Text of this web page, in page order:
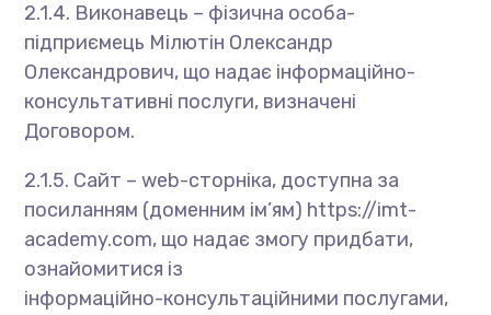
2.1.4. Виконавець – фізична особа-
підприємець Мiлютiн Олександр
Олександрович, що надає інформаційно-
консультативні послуги, визначені
Договором.
2.1.5. Сайт – web-сторніка, доступна за
посиланням (доменним ім’ям) https://imt-
academy.com, що надає змогу придбати,
ознайомитися із
інформаційно-консультаційними послугами,